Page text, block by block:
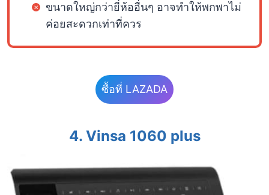
ขนาดใหญ่กว่ายี่ห้ออื่นๆ อาจทำให้พกพาไม่
ค่อยสะดวกเท่าที่ควร
ซื้อที่ LAZADA
4. Vinsa 1060 plus